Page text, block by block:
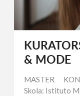
& MODE
MASTER
Skola: Istituto